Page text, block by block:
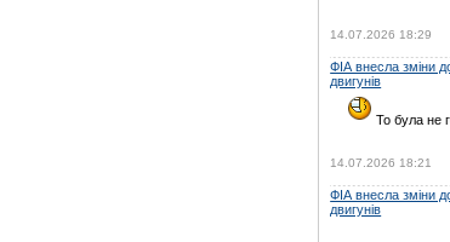
14.07.2026 18:29
ФІА внесла зміни
двигунів
То була не
14.07.2026 18:21
ФІА внесла зміни
двигунів